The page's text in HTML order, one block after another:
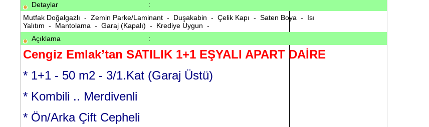
Detaylar
:
Mutfak Doğalgazlı - Zemin Parke/Laminant - Duşakabin - Çelik Kapı - Saten Boya - Isı
Yalıtım - Mantolama - Garaj (Kapalı) - Krediye Uygun -
Açıklama
:
Cengiz Emlak’tan SATILIK 1+1 EŞYALI APART DAİRE
* 1+1 - 50 m2 - 3/1.Kat (Garaj Üstü)
* Kombili .. Merdivenli
* Ön/Arka Çift Cepheli